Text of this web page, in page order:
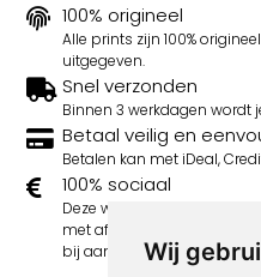
Wij
100% origineel
Alle prints zijn 100%
uitgegeven.
Snel verzonden
Binnen 3 werkdagen wordt
Betaal veilig en
Betalen kan met iDeal,
100% sociaal
Deze webshop wordt
met afstand tot de
bij aan hun welzijn en